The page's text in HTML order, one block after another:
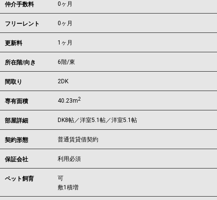
仲介手数料 0ヶ月
フリーレント 0ヶ月
更新料 1ヶ月
所在階/向き 6階/東
間取り 2DK
専有面積 40.23m2
部屋詳細 DK8帖／洋室5.1帖／洋室5.1帖
契約形態 普通賃貸借契約
保証会社 利用必須
ペット飼育
可
敷1積増